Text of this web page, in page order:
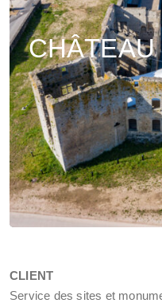
CLIENT
Service des sites et